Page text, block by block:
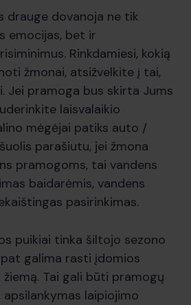
drauge dovanoja ne tik
emocijas, bet ir
Rinkdamiesi, kokią
žmonai, atsižvelkite į tai,
Jei pramoga bus skirta Jums
laisvalaikio
mėgėjai patiks auto /
parašiutu, jei žmona
pramogoms, tai vandens
baidarėmis, vandens
pasirinkimas.
puikiai tinka šiltojo sezono
galima rasti įdomios
Tai gali būti pramogų
apsilankymas laipiojimo